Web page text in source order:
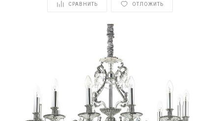
СРАВНИТЬ ОТЛОЖИТЬ